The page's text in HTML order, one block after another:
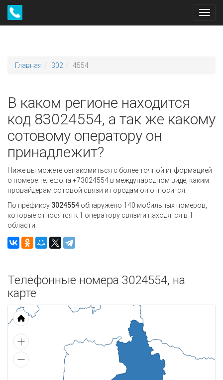
Главная 302 4554
В каком регионе находится
код 83024554, а так же какому
сотовому оператору он
принадлежит?
Ниже вы можете ознакомиться с более точной информацией
о номере телефона +73024554 в международном виде, каким
провайдерам сотовой связи и городам он относится.
По префиксу 3024554 обнаружено 140 мобильных номеров,
которые относятся к 1 оператору связи и находятся в 1
области.
Телефонные номера 3024554, на
карте